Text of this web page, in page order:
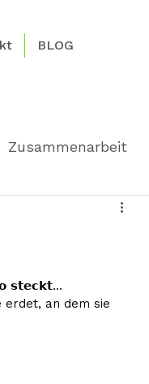
BLOG
Zusammenarbeit
erdet, an dem sie